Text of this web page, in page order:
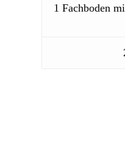
1 Fachboden